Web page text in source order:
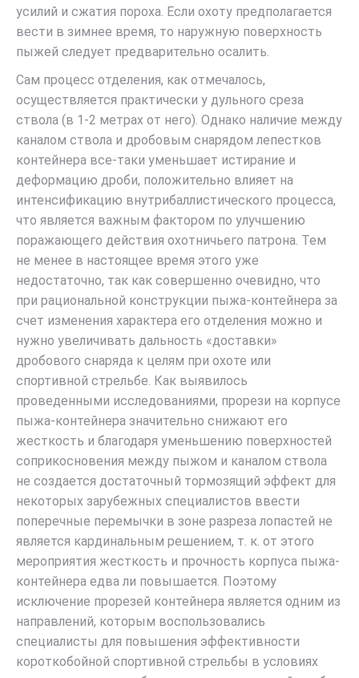
усилий и сжатия пороха. Если охоту предполагается
вести в зимнее время, то наружную поверхность
пыжей следует предварительно осалить.
Сам процесс отделения, как отмечалось,
осуществляется практически у дульного среза
ствола (в 1-2 метрах от него). Однако наличие между
каналом ствола и дробовым снарядом лепестков
контейнера все-таки уменьшает истирание и
деформацию дроби, положительно влияет на
интенсификацию внутрибаллистического процесса,
что является важным фактором по улучшению
поражающего действия охотничьего патрона. Тем
не менее в настоящее время этого уже
недостаточно, так как совершенно очевидно, что
при рациональной конструкции пыжа-контейнера за
счет изменения характера его отделения можно и
нужно увеличивать дальность «доставки»
дробового снаряда к целям при охоте или
спортивной стрельбе. Как выявилось
проведенными исследованиями, прорези на корпусе
пыжа-контейнера значительно снижают его
жесткость и благодаря уменьшению поверхностей
соприкосновения между пыжом и каналом ствола
не создается достаточный тормозящий эффект для
некоторых зарубежных специалистов ввести
поперечные перемычки в зоне разреза лопастей не
является кардинальным решением, т. к. от этого
мероприятия жесткость и прочность корпуса пыжа-
контейнера едва ли повышается. Поэтому
исключение прорезей контейнера является одним из
направлений, которым воспользовались
специалисты для повышения эффективности
короткобойной спортивной стрельбы в условиях